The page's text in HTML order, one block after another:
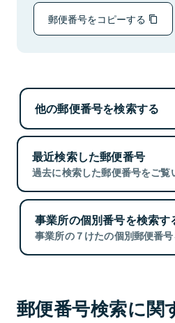
郵便番号をコピーする
他の郵便番号を検索する
最近検索した郵便番号
過去に検索した郵便番号をご覧
事業所の個別番号を検索す
事業所の７けたの個別郵便番号
郵便番号検索に関